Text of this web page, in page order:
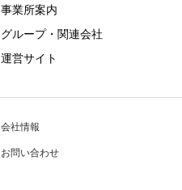
事業所案内
グループ・関連会社
運営サイト
会社情報
お問い合わせ